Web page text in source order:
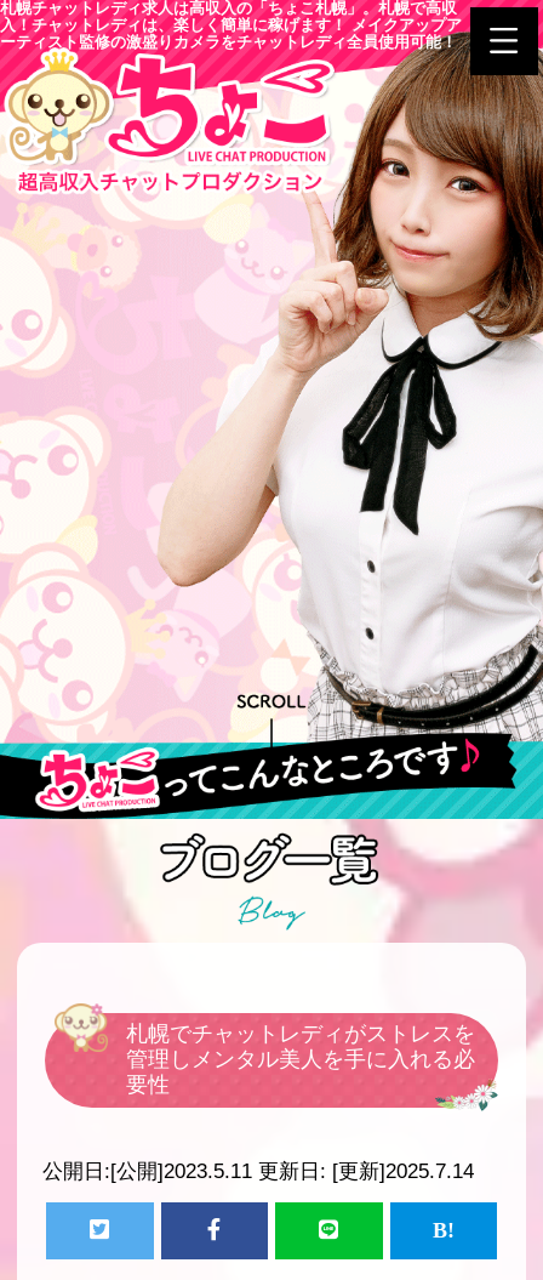
札幌チャットレディ求人は高収入の「ちょこ札幌」。札幌で高収
入！チャットレディは、楽しく簡単に稼げます！ メイクアップア
ーティスト監修の激盛りカメラをチャットレディ全員使用可能！
札幌でチャットレディがストレスを
管理しメンタル美人を手に入れる必
要性
公開日:[公開]2023.5.11 更新日: [更新]2025.7.14